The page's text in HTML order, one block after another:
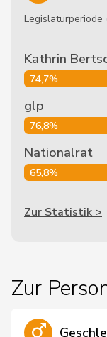
Legislaturperiode
Kathrin
74,7%
glp
76,8%
Nationalrat
65,8%
Zur Statistik >
Zur